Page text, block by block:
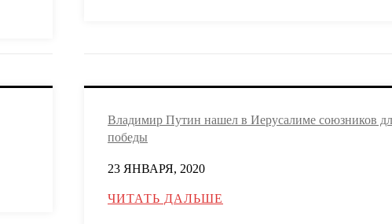
Владимир Путин нашел в Иерусалиме союзников
победы
23 ЯНВАРЯ, 2020
ЧИТАТЬ ДАЛЬШЕ